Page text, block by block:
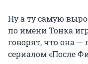
Ну а ту самую
по имени Тонка
говорят, что она —
сериалом «После